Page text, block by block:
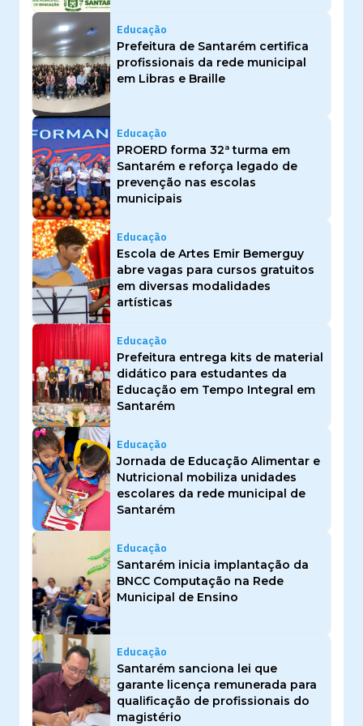
Educação
Prefeitura de Santarém certifica
profissionais da rede municipal
em Libras e Braille
Educação
PROERD forma 32ª turma em
Santarém e reforça legado de
prevenção nas escolas
municipais
Educação
Escola de Artes Emir Bemerguy
abre vagas para cursos gratuitos
em diversas modalidades
artísticas
Educação
Prefeitura entrega kits de material
didático para estudantes da
Educação em Tempo Integral em
Santarém
Educação
Jornada de Educação Alimentar e
Nutricional mobiliza unidades
escolares da rede municipal de
Santarém
Educação
Santarém inicia implantação da
BNCC Computação na Rede
Municipal de Ensino
Educação
Santarém sanciona lei que
garante licença remunerada para
qualificação de profissionais do
magistério